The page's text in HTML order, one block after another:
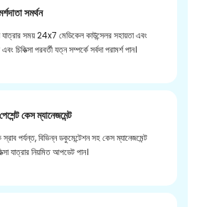
সমর্থন
যাত্রার সময় 24x7 মেডিকেল কাউন্সেলর সহায়তা এবং
চিকিত্সা পরবর্তী যত্ন সম্পর্কে সর্বদা পরামর্শ পান।
কেস ম্যানেজমেন্ট
পর্যন্ত, বিভিন্ন ডকুমেন্টেশন সহ কেস ম্যানেজমেন্ট
যাত্রার নিয়মিত আপডেট পান।